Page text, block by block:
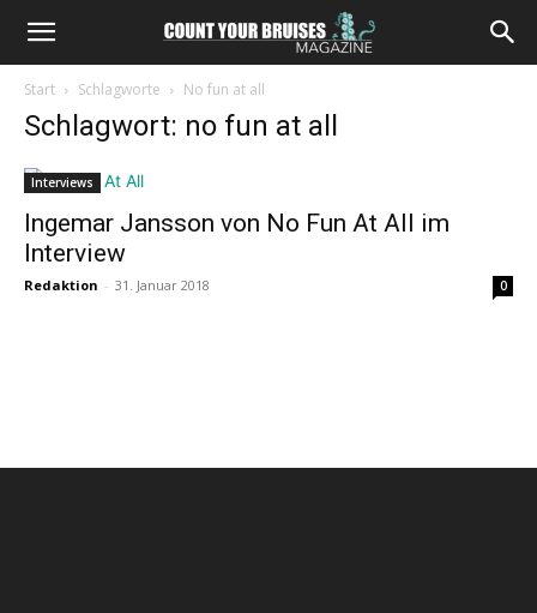
Start Schlagworte No fun at all
Schlagwort: no fun at all
Interviews
Ingemar Jansson von No Fun At All im
Interview
Redaktion - 31. Januar 2018 0